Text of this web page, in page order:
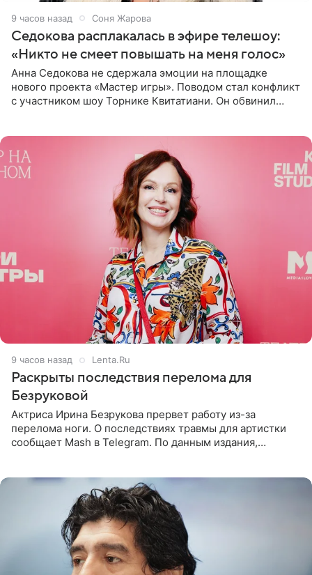
9 часов назад Соня Жарова
Седокова расплакалась в эфире телешоу:
«Никто не смеет повышать на меня голос»
Анна Седокова не сдержала эмоции на площадке
нового проекта «Мастер игры». Поводом стал конфликт
с участником шоу Торнике Квитатиани. Он обвинил
9 часов назад Lenta.Ru
Раскрыты последствия перелома для
Безруковой
Актриса Ирина Безрукова прервет работу из-за
перелома ноги. О последствиях травмы для артистки
сообщает Mash в Telegram. По данным издания,